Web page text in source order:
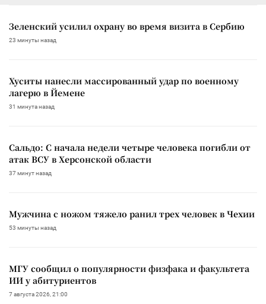
Зеленский усилил охрану во время визита в Сербию
23 минуты назад
Хуситы нанесли массированный удар по военному
лагерю в Йемене
31 минута назад
Сальдо: С начала недели четыре человека погибли от
атак ВСУ в Херсонской области
37 минут назад
Мужчина с ножом тяжело ранил трех человек в Чехии
53 минуты назад
МГУ сообщил о популярности физфака и факультета
ИИ у абитуриентов
7 августа 2026, 21:00